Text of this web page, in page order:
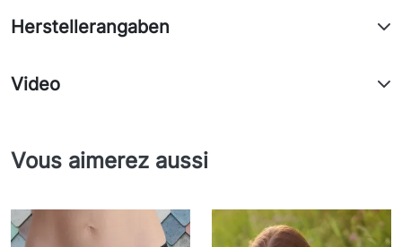
Herstellerangaben
Video
Vous aimerez aussi